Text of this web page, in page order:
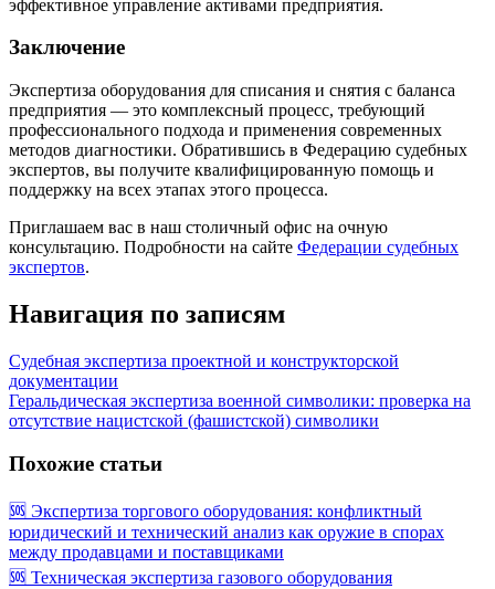
эффективное управление активами предприятия.
Заключение
Экспертиза оборудования для списания и снятия с баланса
предприятия — это комплексный процесс, требующий
профессионального подхода и применения современных
методов диагностики. Обратившись в Федерацию судебных
экспертов, вы получите квалифицированную помощь и
поддержку на всех этапах этого процесса.
Приглашаем вас в наш столичный офис на очную
консультацию. Подробности на сайте Федерации судебных
экспертов.
Навигация по записям
Судебная экспертиза проектной и конструкторской
документации
Геральдическая экспертиза военной символики: проверка на
отсутствие нацистской (фашистской) символики
Похожие статьи
🆘 Экспертиза торгового оборудования: конфликтный
юридический и технический анализ как оружие в спорах
между продавцами и поставщиками
🆘 Техническая экспертиза газового оборудования